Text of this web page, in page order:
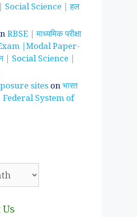
| Social Science | हल
RBSE | माध्यमिक परीक्षा
|Modal Paper-
| Social Science |
sites onभारत
| Federal System of